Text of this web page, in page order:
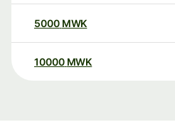
5000 MWK
10000 MWK